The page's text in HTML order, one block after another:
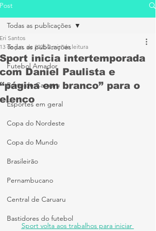
Post
Todas as publicações
Futebol Amador
Porto de Caruaru
Esportes em geral
Copa do Nordeste
Copa do Mundo
Brasileirão
Pernambucano
Central de Caruaru
Bastidores do futebol
Todas as publicações
Sport inicia intertemporada
com Daniel Paulista e
“página em branco” para o
elenco
Eri Santos
13 de jun. de 2025 2 min de leitura
Sport volta aos trabalhos para iniciar